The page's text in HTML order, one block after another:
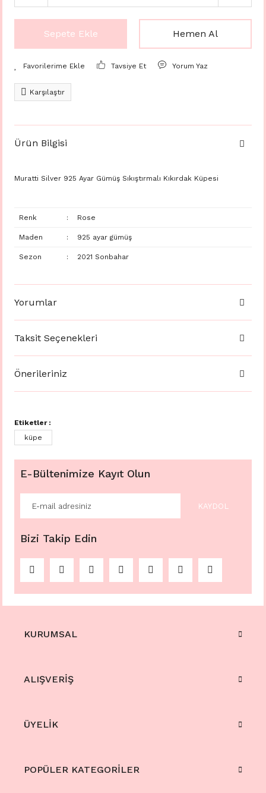
Sepete Ekle Hemen Al
Tavsiye Et Yorum Yaz
Karşılaştır
Ürün Bilgisi
Muratti Silver 925 Ayar Gümüş Sıkıştırmalı Kıkırdak Küpesi
Renk : Rose
Maden : 925 ayar gümüş
Sezon : 2021 Sonbahar
Yorumlar
Taksit Seçenekleri
Önerileriniz
Etiketler :
küpe
E-Bültenimize Kayıt Olun
KAYDOL
Bizi Takip Edin
KURUMSAL
ALIŞVERİŞ
ÜYELİK
POPÜLER KATEGORİLER